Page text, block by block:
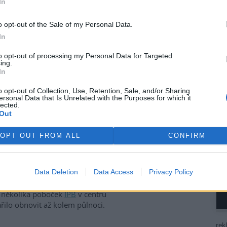
opt-out of the Sale of my Personal Data.
opt-out of processing my Personal Data for Targeted
opt-out of Collection, Use, Retention, Sale, and/or Sharing
Data that Is Unrelated with the Purposes for which it
OPT OUT FROM ALL CONFIRM
Data Deletion Data Access Privacy Policy
EkoListu
úterý 26. září, kdy se
anarchisté a mladí
centrum
zasedání
. Demonstranti se
skončil na Nuselském
pod Vyšehrad. V
dav zaútočil dlažebními
lahvemi na policisty, kteří
snažili zabránit. Pouliční
kdy profesionální
zničili výlohy a vybavení
a rozbily výlohy
pobočekIPBv centru
obnovit až kolem půlnoci.